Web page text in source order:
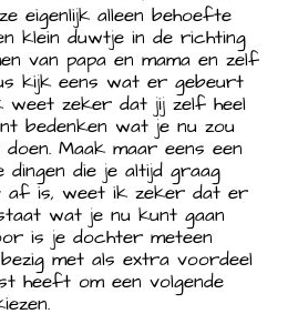
eigenlijk alleen behoefte
klein duwtje in de richting
van papa en mama en zelf
kijk eens wat er gebeurt
weet zeker dat jij zelf heel
bedenken wat je nu zou
doen. Maak maar eens een
dingen die je altijd graag
af is, weet ik zeker dat er
wat je nu kunt gaan
is je dochter meteen
met als extra voordeel
heeft om een volgende